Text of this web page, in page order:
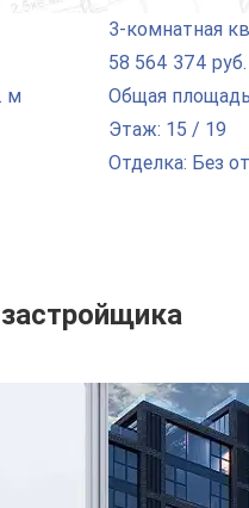
м
3-комнатная
58 564 374 руб.
Общая
Этаж: 15 / 19
Отделка: Без